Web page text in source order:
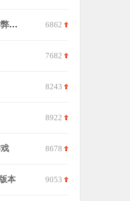
9675
6009
7773
9201
7156
7910